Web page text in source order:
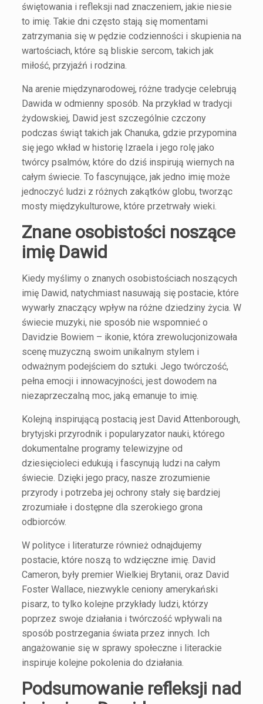
świętowania i refleksji nad znaczeniem, jakie niesie
to imię. Takie dni często stają się momentami
zatrzymania się w pędzie codzienności i skupienia na
wartościach, które są bliskie sercom, takich jak
miłość, przyjaźń i rodzina.
Na arenie międzynarodowej, różne tradycje celebrują
Dawida w odmienny sposób. Na przykład w tradycji
żydowskiej, Dawid jest szczególnie czczony
podczas świąt takich jak Chanuka, gdzie przypomina
się jego wkład w historię Izraela i jego rolę jako
twórcy psalmów, które do dziś inspirują wiernych na
całym świecie. To fascynujące, jak jedno imię może
jednoczyć ludzi z różnych zakątków globu, tworząc
mosty międzykulturowe, które przetrwały wieki.
Znane osobistości noszące
imię Dawid
Kiedy myślimy o znanych osobistościach noszących
imię Dawid, natychmiast nasuwają się postacie, które
wywarły znaczący wpływ na różne dziedziny życia. W
świecie muzyki, nie sposób nie wspomnieć o
Davidzie Bowiem – ikonie, która zrewolucjonizowała
scenę muzyczną swoim unikalnym stylem i
odważnym podejściem do sztuki. Jego twórczość,
pełna emocji i innowacyjności, jest dowodem na
niezaprzeczalną moc, jaką emanuje to imię.
Kolejną inspirującą postacią jest David Attenborough,
brytyjski przyrodnik i popularyzator nauki, którego
dokumentalne programy telewizyjne od
dziesięcioleci edukują i fascynują ludzi na całym
świecie. Dzięki jego pracy, nasze zrozumienie
przyrody i potrzeba jej ochrony stały się bardziej
zrozumiałe i dostępne dla szerokiego grona
odbiorców.
W polityce i literaturze również odnajdujemy
postacie, które noszą to wdzięczne imię. David
Cameron, były premier Wielkiej Brytanii, oraz David
Foster Wallace, niezwykle ceniony amerykański
pisarz, to tylko kolejne przykłady ludzi, którzy
poprzez swoje działania i twórczość wpływali na
sposób postrzegania świata przez innych. Ich
angażowanie się w sprawy społeczne i literackie
inspiruje kolejne pokolenia do działania.
Podsumowanie refleksji nad